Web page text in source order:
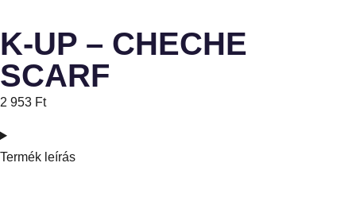
K-UP – CHECHE
SCARF
2 953 Ft
Termék leírás